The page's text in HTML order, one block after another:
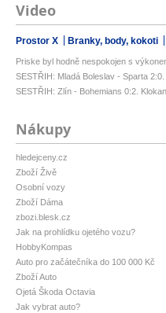
Video
Prostor X Branky, body, kokoti
Priske byl hodně nespokojen s
SESTŘIH: Mladá Boleslav - Sparta
SESTŘIH: Zlín - Bohemians 0:2.
Nákupy
hledejceny.cz
Zboží Živě
Osobní vozy
Zboží Dáma
zbozi.blesk.cz
Jak na prohlídku ojetého vozu?
HobbyKompas
Auto pro začátečníka do 100 000 Kč
Zboží Auto
Ojetá Škoda Octavia
Jak vybrat auto?